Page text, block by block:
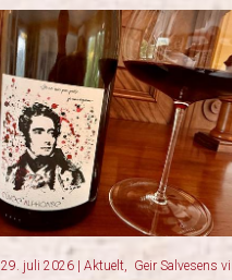
29. juli 2026 Aktuelt, Geir Salvesens